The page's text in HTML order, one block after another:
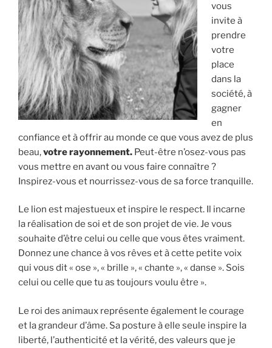
vous
invite à
prendre
votre
place
dans la
société, à
gagner
en
confiance et à offrir au monde ce que vous avez de plus
beau,votre rayonnement. Peut-être n’osez-vous pas
vous mettre en avant ou vous faire connaître ?
Inspirez-vous et nourrissez-vous de sa force tranquille.
Le lion est majestueux et inspire le respect. Il incarne
la réalisation de soi et de son projet de vie. Je vous
souhaite d’être celui ou celle que vous êtes vraiment.
Donnez une chance à vos rêves et à cette petite voix
qui vous dit « ose », « brille », « chante », « danse ». Sois
celui ou celle que tu as toujours voulu être ».
Le roi des animaux représente également le courage
et la grandeur d’âme. Sa posture à elle seule inspire la
liberté, l’authenticité et la vérité, des valeurs que je